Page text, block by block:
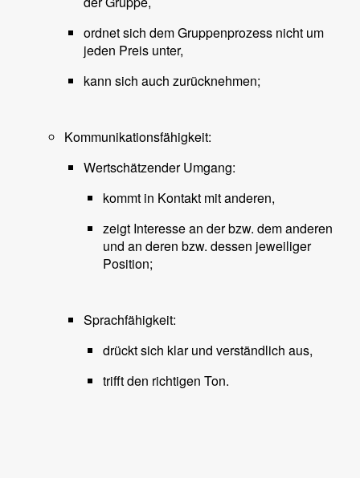
ordnet sich dem Gruppenprozess nicht um
jeden Preis unter,
kann sich auch zurücknehmen;
Kommunikationsfähigkeit:
Wertschätzender Umgang:
kommt in Kontakt mit anderen,
zeigt Interesse an der bzw. dem anderen
und an deren bzw. dessen jeweiliger
Position;
Sprachfähigkeit:
drückt sich klar und verständlich aus,
trifft den richtigen Ton.